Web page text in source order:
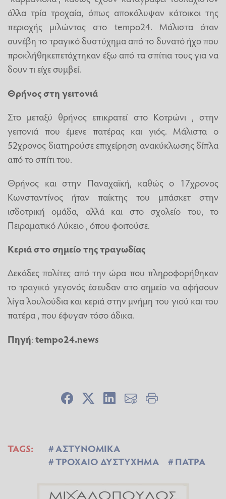
άλλα τρία τροχαία, όπως αποκάλυψαν κάτοικοι της
περιοχής μιλώντας στο tempo24. Μάλιστα όταν
συνέβη το τραγικό δυστύχημα από το δυνατό ήχο που
προκλήθηκεπετάχτηκαν έξω από τα σπίτια τους για να
δουν τι είχε συμβεί.
Θρήνος στη γειτονιά
Στο μεταξύ θρήνος επικρατεί στο Κοτρώνι , στην
γειτονιά που έμενε πατέρας και γιός. Μάλιστα ο
52χρονος διατηρούσε επιχείρηση ανακύκλωσης δίπλα
από το σπίτι του.
Θρήνος και στην Παναχαϊκή, καθώς ο 17χρονος
Κωνσταντίνος ήταν παίκτης του μπάσκετ στην
ισδοτρική ομάδα, αλλά και στο σχολείο του, το
Πειραματικό Λύκειο , όπου φοιτούσε.
Κεριά στο σημείο της τραγωδίας
Δεκάδες πολίτες από την ώρα που πληροφορήθηκαν
το τραγικό γεγονός έσευδαν στο σημείο να αφήσουν
λίγα λουλούδια και κεριά στην μνήμη του γιού και του
πατέρα , που έφυγαν τόσο άδικα.
Πηγή:tempo24.news
TAGS:
ΑΣΤΥΝΟΜΙΚΑ
ΤΡΟΧΑΙΟ ΔΥΣΤΥΧΗΜΑ
ΠΑΤΡΑ